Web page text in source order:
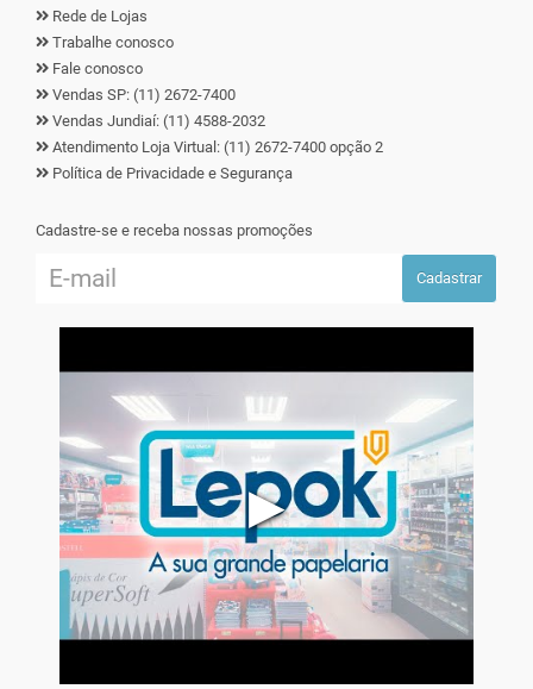
Rede de Lojas
Trabalhe conosco
Fale conosco
Vendas SP: (11) 2672-7400
Vendas Jundiaí: (11) 4588-2032
Atendimento Loja Virtual: (11) 2672-7400 opção 2
Política de Privacidade e Segurança
Cadastre-se e receba nossas promoções
Cadastrar
▶